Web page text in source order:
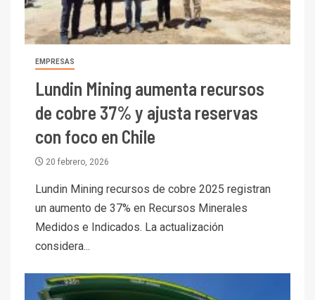
EMPRESAS
Lundin Mining aumenta recursos
de cobre 37% y ajusta reservas
con foco en Chile
20 febrero, 2026
Lundin Mining recursos de cobre 2025 registran
un aumento de 37% en Recursos Minerales
Medidos e Indicados. La actualización
considera...